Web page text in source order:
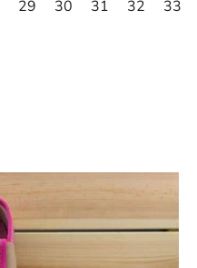
29 30 31 32 33